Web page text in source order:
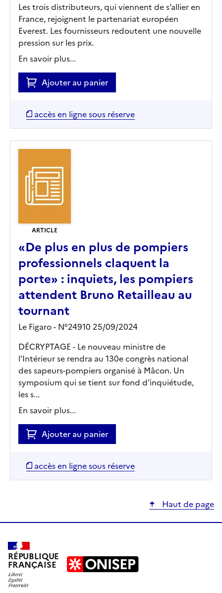
Les trois distributeurs, qui viennent de s’allier en
France, rejoignent le partenariat européen
Everest. Les fournisseurs redoutent une nouvelle
pression sur les prix.
En savoir plus...
Ajouter au panier
accès en ligne sous réserve
ARTICLE
«De plus en plus de pompiers
professionnels claquent la
porte» : inquiets, les pompiers
attendent Bruno Retailleau au
tournant
Le Figaro - N°24910 25/09/2024
DÉCRYPTAGE - Le nouveau ministre de
l’Intérieur se rendra au 130e congrès national
des sapeurs-pompiers organisé à Mâcon. Un
symposium qui se tient sur fond d’inquiétude,
les s...
En savoir plus...
Ajouter au panier
accès en ligne sous réserve
Haut de page
RÉPUBLIQUE
FRANÇAISE